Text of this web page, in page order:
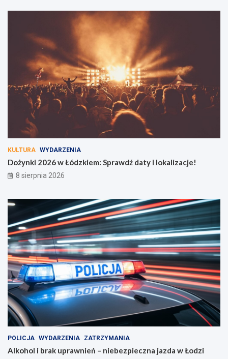
KULTURA WYDARZENIA
Dożynki 2026 w Łódzkiem: Sprawdź daty i lokalizacje!
8 sierpnia 2026
POLICJA WYDARZENIA ZATRZYMANIA
Alkohol i brak uprawnień – niebezpieczna jazda w Łodzi